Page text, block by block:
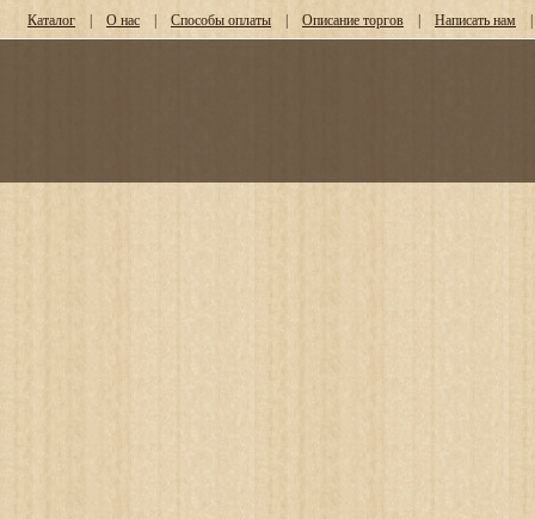
Каталог | О нас | Способы оплаты | Описание торгов | Написать нам |